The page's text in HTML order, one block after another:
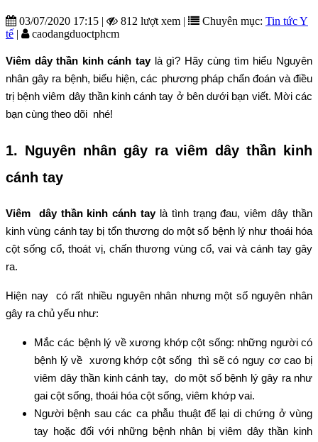
03/07/2020 17:15 | 812 lượt xem | Chuyên mục: Tin tức Y
tế | caodangduoctphcm
Viêm dây thần kinh cánh taylà gì? Hãy cùng tìm hiểu Nguyên
nhân gây ra bệnh, biểu hiện, các phương pháp chẩn đoán và điều
trị bệnh viêm dây thần kinh cánh tay ở bên dưới bạn viết. Mời các
bạn cùng theo dõi nhé!
1. Nguyên nhân gây ra viêm dây thần kinh
cánh tay
Viêm dây thần kinh cánh taylà tình trạng đau, viêm dây thần
kinh vùng cánh tay bị tổn thương do một số bệnh lý như thoái hóa
cột sống cổ, thoát vị, chấn thương vùng cổ, vai và cánh tay gây
ra.
Hiện nay có rất nhiều nguyên nhân nhưng một số nguyên nhân
gây ra chủ yếu như:
Mắc các bệnh lý về xương khớp cột sống: những người có
bệnh lý về xương khớp cột sống thì sẽ có nguy cơ cao bị
viêm dây thần kinh cánh tay, do một số bệnh lý gây ra như
gai cột sống, thoái hóa cột sống, viêm khớp vai.
Người bệnh sau các ca phẫu thuật để lại di chứng ở vùng
tay hoặc đối với những bệnh nhân bị viêm dây thần kinh